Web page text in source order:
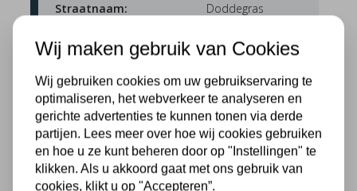
Straatnaam:
Doddegras
Muurisolatie InsuCore
Wij maken gebruik van Cookies
Wij gebruiken cookies om uw gebruikservaring te
optimaliseren, het webverkeer te analyseren en
gerichte advertenties te kunnen tonen via derde
partijen. Lees meer over hoe wij cookies gebruiken
en hoe u ze kunt beheren door op "Instellingen" te
klikken. Als u akkoord gaat met ons gebruik van
cookies, klikt u op "Accepteren”.